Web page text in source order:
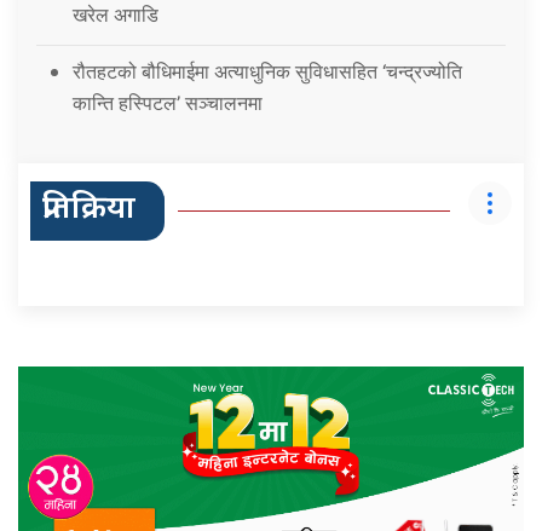
खरेल अगाडि
रौतहटको बौधिमाईमा अत्याधुनिक सुविधासहित ‘चन्द्रज्योति
कान्ति हस्पिटल’ सञ्चालनमा
प्रतिक्रिया